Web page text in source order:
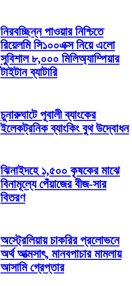
নিরবচ্ছিন্ন পাওয়ার নিশ্চিতে
রিয়েলমি সি১০০এক্স নিয়ে এলো
সুবিশাল ৮,০০০ মিলিঅ্যাম্পিয়ার
টাইটান ব্যাটারি
চুনারুঘাটে পূবালী ব্যাংকের
ইলেকট্রনিক ব্যাংকিং বুথ উদ্বোধন
ঝিনাইদহে ১,৫০০ কৃষকের মাঝে
বিনামূল্যে পেঁয়াজের বীজ-সার
বিতরণ
অস্ট্রেলিয়ায় চাকরির প্রলোভনে
অর্থ আত্মসাৎ, মানবপাচার মামলায়
আসামি গ্রেপ্তার